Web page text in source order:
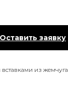
Оставить заявку
из жемчуга